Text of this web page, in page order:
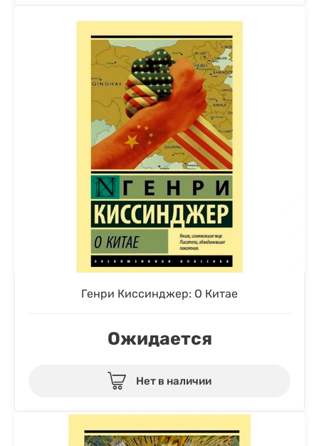
Генри Киссинджер: О Китае
Ожидается
Нет в наличии